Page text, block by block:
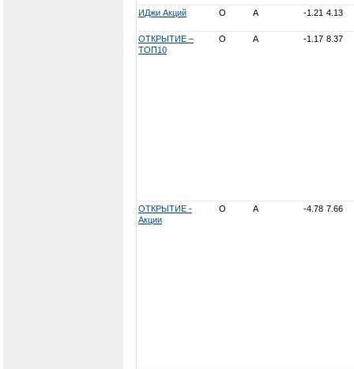
ИДжи Акций О А -1.21 4.13
ОТКРЫТИЕ –
ТОП10
О А -1.17 8.37
ОТКРЫТИЕ -
Акции
О А -4.78 7.66